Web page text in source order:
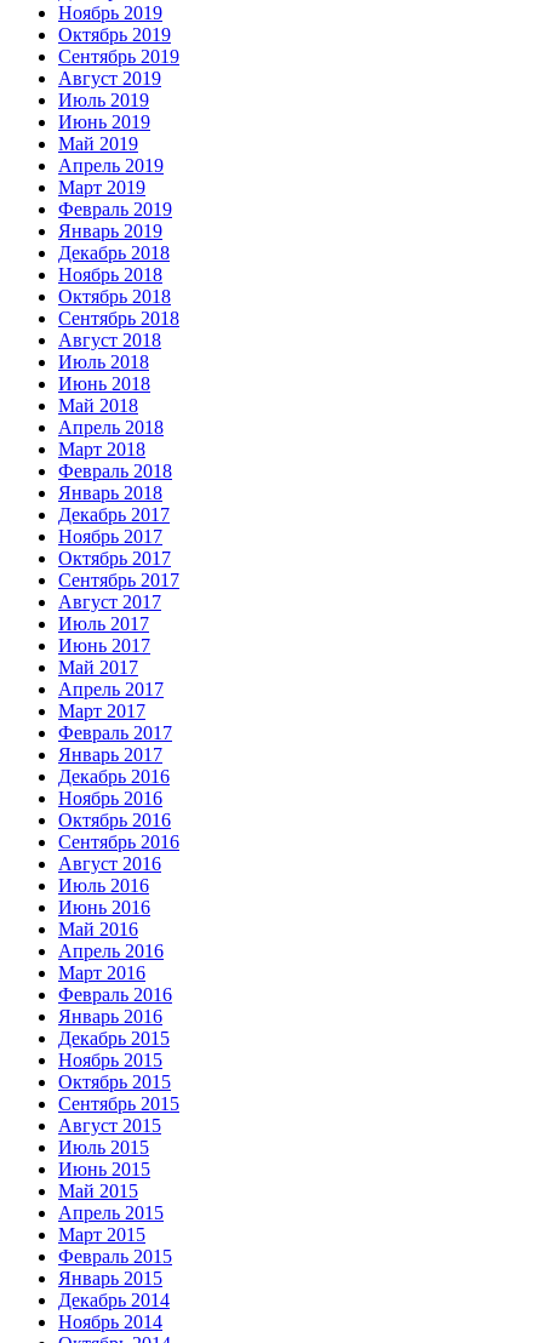
Ноябрь 2019
Октябрь 2019
Сентябрь 2019
Август 2019
Июль 2019
Июнь 2019
Май 2019
Апрель 2019
Март 2019
Февраль 2019
Январь 2019
Декабрь 2018
Ноябрь 2018
Октябрь 2018
Сентябрь 2018
Август 2018
Июль 2018
Июнь 2018
Май 2018
Апрель 2018
Март 2018
Февраль 2018
Январь 2018
Декабрь 2017
Ноябрь 2017
Октябрь 2017
Сентябрь 2017
Август 2017
Июль 2017
Июнь 2017
Май 2017
Апрель 2017
Март 2017
Февраль 2017
Январь 2017
Декабрь 2016
Ноябрь 2016
Октябрь 2016
Сентябрь 2016
Август 2016
Июль 2016
Июнь 2016
Май 2016
Апрель 2016
Март 2016
Февраль 2016
Январь 2016
Декабрь 2015
Ноябрь 2015
Октябрь 2015
Сентябрь 2015
Август 2015
Июль 2015
Июнь 2015
Май 2015
Апрель 2015
Март 2015
Февраль 2015
Январь 2015
Декабрь 2014
Ноябрь 2014